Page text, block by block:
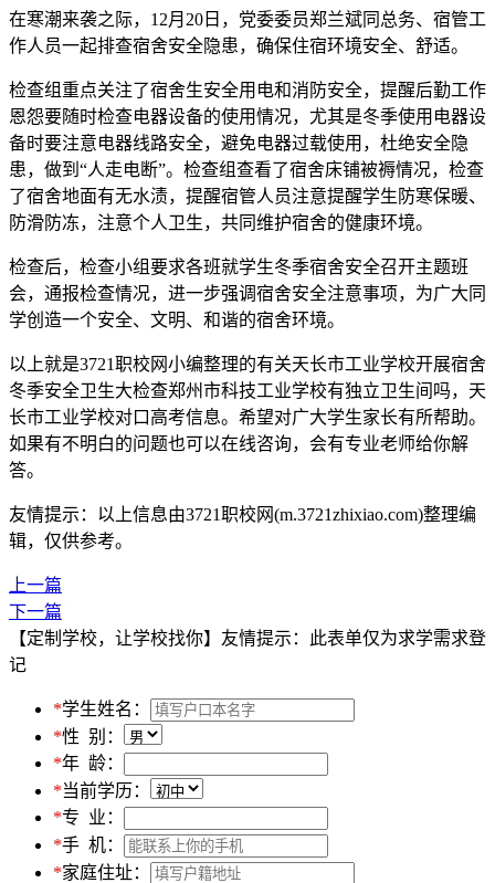
在寒潮来袭之际，12月20日，党委委员郑兰斌同总务、宿管工
作人员一起排查宿舍安全隐患，确保住宿环境安全、舒适。
检查组重点关注了宿舍生安全用电和消防安全，提醒后勤工作
恩怨要随时检查电器设备的使用情况，尤其是冬季使用电器设
备时要注意电器线路安全，避免电器过载使用，杜绝安全隐
患，做到“人走电断”。检查组查看了宿舍床铺被褥情况，检查
了宿舍地面有无水渍，提醒宿管人员注意提醒学生防寒保暖、
防滑防冻，注意个人卫生，共同维护宿舍的健康环境。
检查后，检查小组要求各班就学生冬季宿舍安全召开主题班
会，通报检查情况，进一步强调宿舍安全注意事项，为广大同
学创造一个安全、文明、和谐的宿舍环境。
以上就是3721职校网小编整理的有关天长市工业学校开展宿舍
冬季安全卫生大检查郑州市科技工业学校有独立卫生间吗，天
长市工业学校对口高考信息。希望对广大学生家长有所帮助。
如果有不明白的问题也可以在线咨询，会有专业老师给你解
答。
友情提示：以上信息由3721职校网(m.3721zhixiao.com)整理编
辑，仅供参考。
上一篇
下一篇
【定制学校，让学校找你】友情提示：此表单仅为求学需求登
记
*学生姓名：
*性 别：
*年 龄：
*当前学历：
*专 业：
*手 机：
*家庭住址：